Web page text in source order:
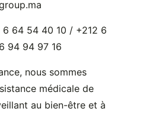
6 64 54 40 10 / +212 6
94 94 97 16
nous sommes
médicale de
au bien-être et à